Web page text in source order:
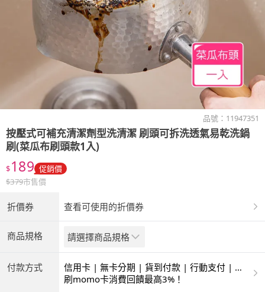
品號： 11947351
按壓式可補充清潔劑型洗清潔 刷頭可拆洗透氣易乾洗鍋
刷(菜瓜布刷頭款1入)
$189 促銷價
$379市售價
折價券 查看可使用的折價券
商品規格 請選擇商品規格
付款方式
信用卡 | 無卡分期 | 貨到付款 | 行動支付 | 超
商付款 | ATM | 銀聯卡
刷momo卡消費回饋最高3%！